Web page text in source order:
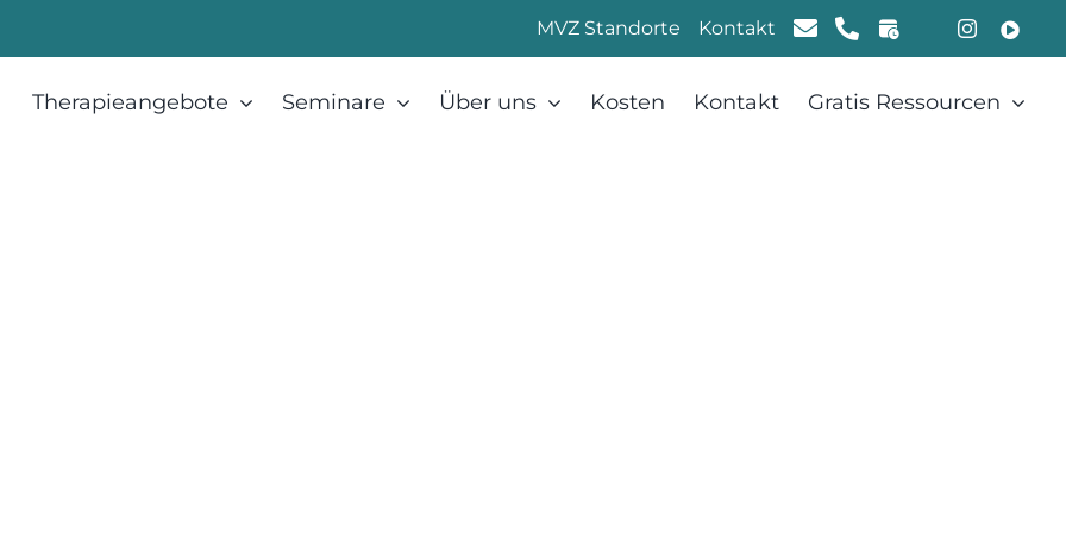
MVZ Standorte Kontakt
Therapieangebote Seminare Über uns Kosten Kontakt Gratis Ressourcen